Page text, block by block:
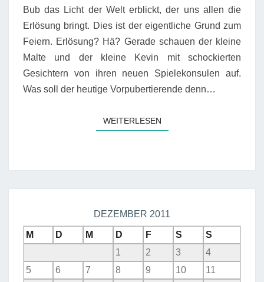
Bub das Licht der Welt erblickt, der uns allen die
Erlösung bringt. Dies ist der eigentliche Grund zum
Feiern. Erlösung? Hä? Gerade schauen der kleine
Malte und der kleine Kevin mit schockierten
Gesichtern von ihren neuen Spielekonsulen auf.
Was soll der heutige Vorpubertierende denn…
WEITERLESENWEITERLESEN
DEZEMBER 2011
M D M D F S
S
1
2 3
4
5
6 7 8 9 10
11